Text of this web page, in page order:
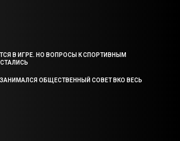
В ИГРЕ. НО ВОПРОСЫ К СПОРТИВНЫМ
ОБЩЕСТВЕННЫЙ СОВЕТ ВКО ВЕСЬ